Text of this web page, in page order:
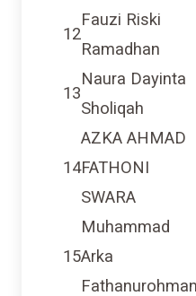
12
Fauzi Riski
Ramadhan
13
Naura Dayinta
Sholiqah
14
AZKA AHMAD
FATHONI
SWARA
15
Muhammad
Arka
Fathanurohman